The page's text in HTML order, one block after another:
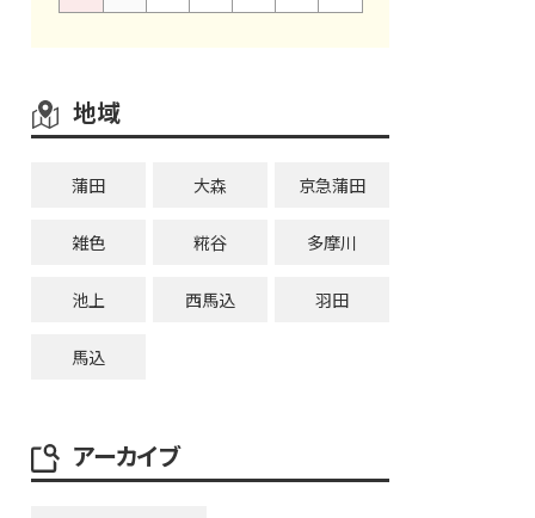
地域
蒲田 大森 京急蒲田
雑色 糀谷 多摩川
池上 西馬込 羽田
馬込
アーカイブ